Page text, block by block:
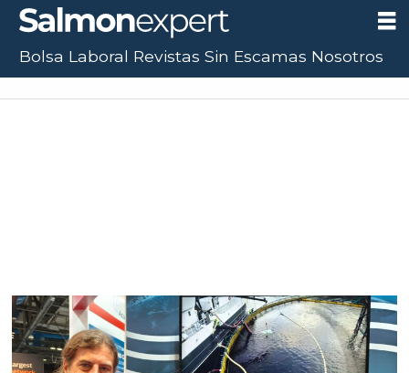
Tag:
Bolsa Laboral Revistas Sin Escamas Nosotros